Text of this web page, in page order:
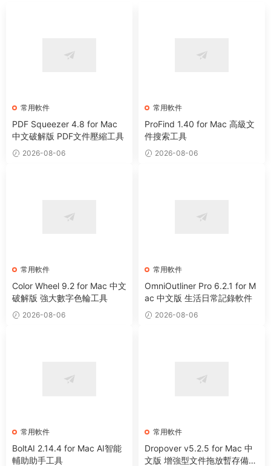
常用軟件
PDF Squeezer 4.8 for Mac
中文破解版 PDF文件壓縮工具
2026-08-06
常用軟件
ProFind 1.40 for Mac 高級文
件搜索工具
2026-08-06
常用軟件
Color Wheel 9.2 for Mac 中文
破解版 強大數字色輪工具
2026-08-06
常用軟件
OmniOutliner Pro 6.2.1 for M
ac 中文版 生活日常記錄軟件
2026-08-06
常用軟件
BoltAI 2.14.4 for Mac AI智能
輔助助手工具
常用軟件
Dropover v5.2.5 for Mac 中
文版 增強型文件拖放暫存備用